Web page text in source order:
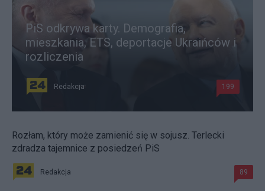
PiS odkrywa karty. Demografia,
mieszkania, ETS, deportacje Ukraińców i
rozliczenia
Redakcja 199
Rozłam, który może zamienić się w sojusz. Terlecki
zdradza tajemnice z posiedzeń PiS
Redakcja 89